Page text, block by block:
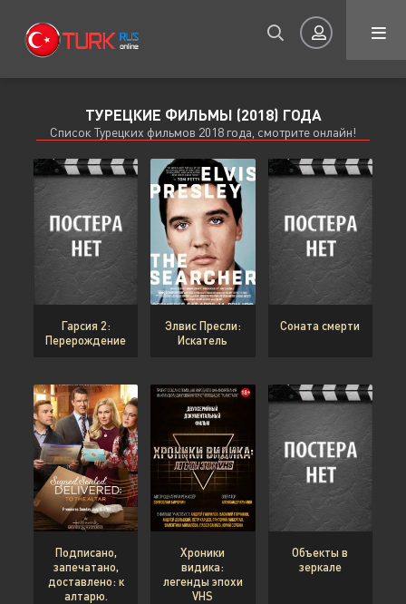
Авторизация
Запомнить
Регистрация
Или войти через
ТУРЕЦКИЕ ФИЛЬМЫ (2018) ГОДА
Список Турецких фильмов 2018 года, смотрите онлайн!
Гарсия 2:
Перерождение
Элвис Пресли:
Искатель
Соната смерти
Подписано,
запечатано,
доставлено: к
алтарю.
Хроники
видика:
легенды эпохи
VHS
Объекты в
зеркале